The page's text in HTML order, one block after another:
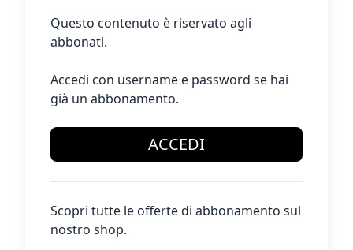
Questo contenuto è riservato agli
abbonati.
Accedi con username e password se hai
già un abbonamento.
ACCEDI
Scopri tutte le offerte di abbonamento sul
nostro shop.